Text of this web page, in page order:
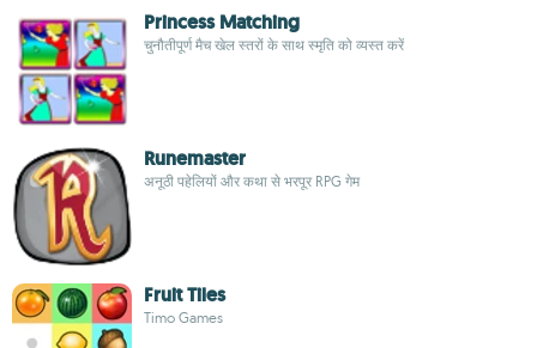
Princess Matching
चुनौतीपूर्ण मैच खेल स्तरों के साथ स्मृति को व्यस्त करें
Runemaster
अनूठी पहेलियों और कथा से भरपूर RPG गेम
Fruit Tiles
Timo Games